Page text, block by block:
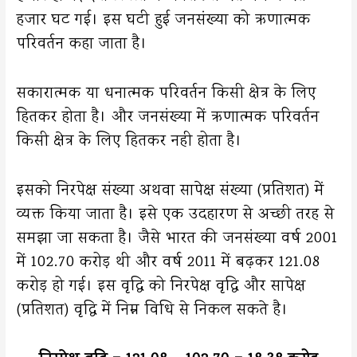
हजार घट गई। इस घटी हुई जनसंख्या को ऋणात्मक
परिवर्तन कहा जाता है।
सकारात्मक या धनात्मक परिवर्तन किसी क्षेत्र के लिए
हितकर होता है। और जनसंख्या में ऋणात्मक परिवर्तन
किसी क्षेत्र के लिए हितकर नही होता है।
इसको निरपेक्ष संख्या अथवा सापेक्ष संख्या (प्रतिशत) में
व्यक्त किया जाता है। इसे एक उदहारण से अच्छी तरह से
समझा जा सकता है। जैसे भारत की जनसंख्या वर्ष 2001
में 102.70 करोड़ थी और वर्ष 2011 में बढ़कर 121.08
करोड़ हो गई। इस वृद्धि को निरपेक्ष वृद्धि और सापेक्ष
(प्रतिशत) वृद्धि में निम्न विधि से निकल सकते है।